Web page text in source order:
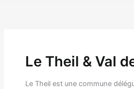
Le Theil & Val
Le Theil est une commune